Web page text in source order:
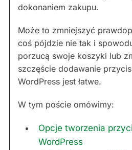
dokonaniem zakupu.
Może to zmniejszyć
coś pójdzie nie tak i
porzucą swoje koszyki lub
szczęście dodawanie
WordPress jest łatwe.
W tym poście omówimy:
Opcje tworzenia
WordPress